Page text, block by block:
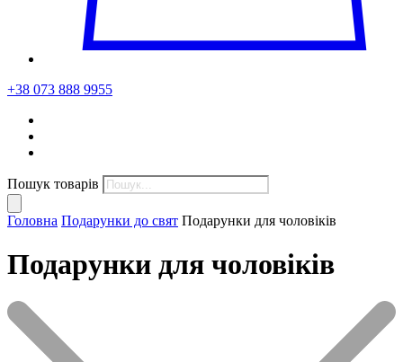
+38 073 888 9955
Пошук товарів
Головна Подарунки до свят Подарунки для чоловіків
Подарунки для чоловіків